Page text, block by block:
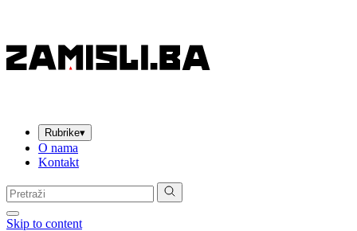
Rubrike▾
O nama
Kontakt
Pretraga:
Skip to content